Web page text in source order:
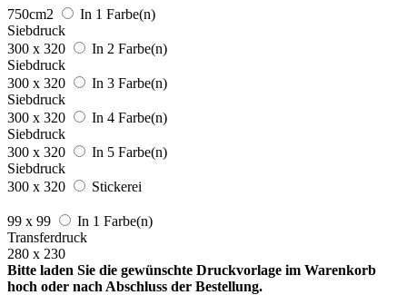
750cm2
In 1 Farbe(n)
Siebdruck
300 x 320
In 2 Farbe(n)
Siebdruck
300 x 320
In 3 Farbe(n)
Siebdruck
300 x 320
In 4 Farbe(n)
Siebdruck
300 x 320
In 5 Farbe(n)
Siebdruck
300 x 320
Stickerei
99 x 99
In 1 Farbe(n)
Transferdruck
280 x 230
Bitte laden Sie die gewünschte Druckvorlage im Warenkorb
hoch oder nach Abschluss der Bestellung.